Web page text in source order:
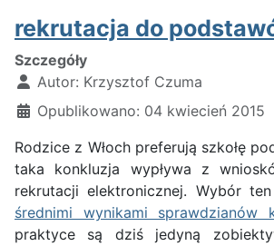
rekrutacja do
Szczegóły
Autor: Krzysztof Czuma
Opublikowano: 04 kwiecień 2015
Rodzice z Włoch preferują szkołę
taka konkluzja wypływa z
rekrutacji elektronicznej. Wybór
średnimi wynikami sprawdzianów
praktyce są dziś jedyną